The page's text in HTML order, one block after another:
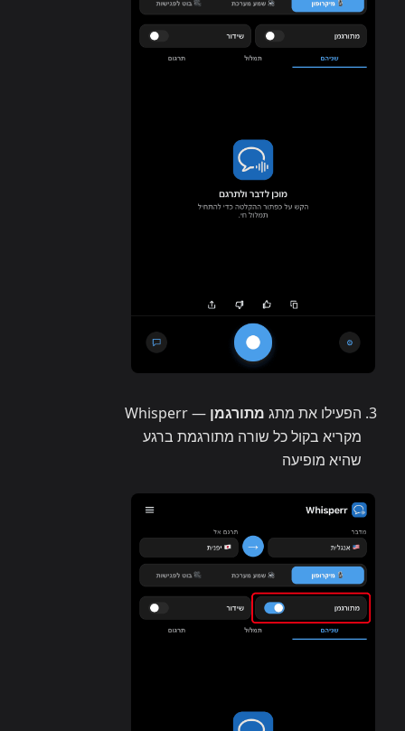
הפעילו את מתג מתורגמן
— Whisperr
מקריא בקול כל שורה מתורגמת ברגע
שהיא מופיעה